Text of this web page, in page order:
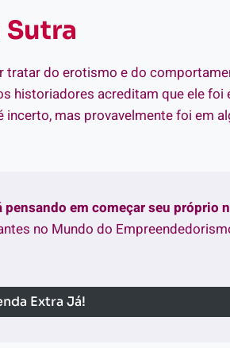
Sutra
tratar do erotismo e do
historiadores acreditam que ele foi
mas provavelmente foi em
em começar seu próprio
no Mundo do
Extra Já!